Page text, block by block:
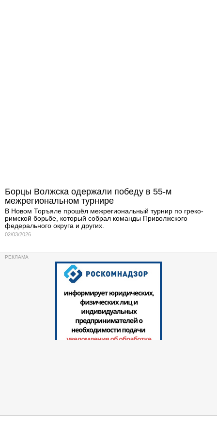
Борцы Волжска одержали победу в 55-м
межрегиональном турнире
В Новом Торъяле прошёл межрегиональный турнир по греко-
римской борьбе, который собрал команды Приволжского
федерального округа и других.
02/03/2026